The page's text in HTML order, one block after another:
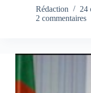
Rédaction
24
2 commentaires